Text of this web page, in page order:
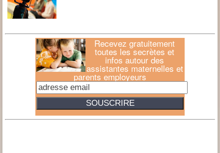
Recevez gratuitement
toutes les secrètes et
infos autour des
assistantes maternelles et
parents employeurs